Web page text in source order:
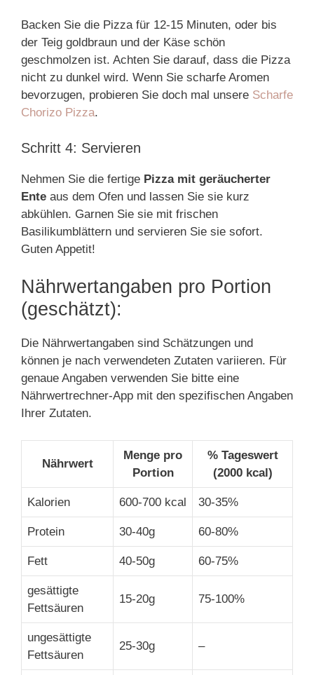
Backen Sie die Pizza für 12-15 Minuten, oder bis
der Teig goldbraun und der Käse schön
geschmolzen ist. Achten Sie darauf, dass die Pizza
nicht zu dunkel wird. Wenn Sie scharfe Aromen
bevorzugen, probieren Sie doch mal unsere Scharfe
Chorizo Pizza.
Schritt 4: Servieren
Nehmen Sie die fertige Pizza mit geräucherter
Ente aus dem Ofen und lassen Sie sie kurz
abkühlen. Garnen Sie sie mit frischen
Basilikumblättern und servieren Sie sie sofort.
Guten Appetit!
Nährwertangaben pro Portion
(geschätzt):
Die Nährwertangaben sind Schätzungen und
können je nach verwendeten Zutaten variieren. Für
genaue Angaben verwenden Sie bitte eine
Nährwertrechner-App mit den spezifischen Angaben
Ihrer Zutaten.
Nährwert
Menge pro
Portion
% Tageswert
(2000 kcal)
Kalorien 600-700 kcal 30-35%
Protein 30-40g 60-80%
Fett 40-50g 60-75%
gesättigte
Fettsäuren
15-20g 75-100%
ungesättigte
Fettsäuren
25-30g –